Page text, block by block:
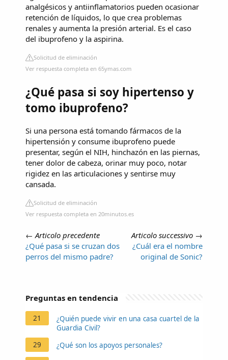
analgésicos y antiinflamatorios pueden ocasionar
retención de líquidos, lo que crea problemas
renales y aumenta la presión arterial. Es el caso
del ibuprofeno y la aspirina.
Solicitud de eliminación
Ver respuesta completa en 65ymas.com
¿Qué pasa si soy hipertenso y
tomo ibuprofeno?
Si una persona está tomando fármacos de la
hipertensión y consume ibuprofeno puede
presentar, según el NIH, hinchazón en las piernas,
tener dolor de cabeza, orinar muy poco, notar
rigidez en las articulaciones y sentirse muy
cansada.
Solicitud de eliminación
Ver respuesta completa en 20minutos.es
← Articolo precedente
¿Qué pasa si se cruzan dos
perros del mismo padre?
Articolo successivo →
¿Cuál era el nombre
original de Sonic?
Preguntas en tendencia
21
¿Quién puede vivir en una casa cuartel de la
Guardia Civil?
29
¿Qué son los apoyos personales?